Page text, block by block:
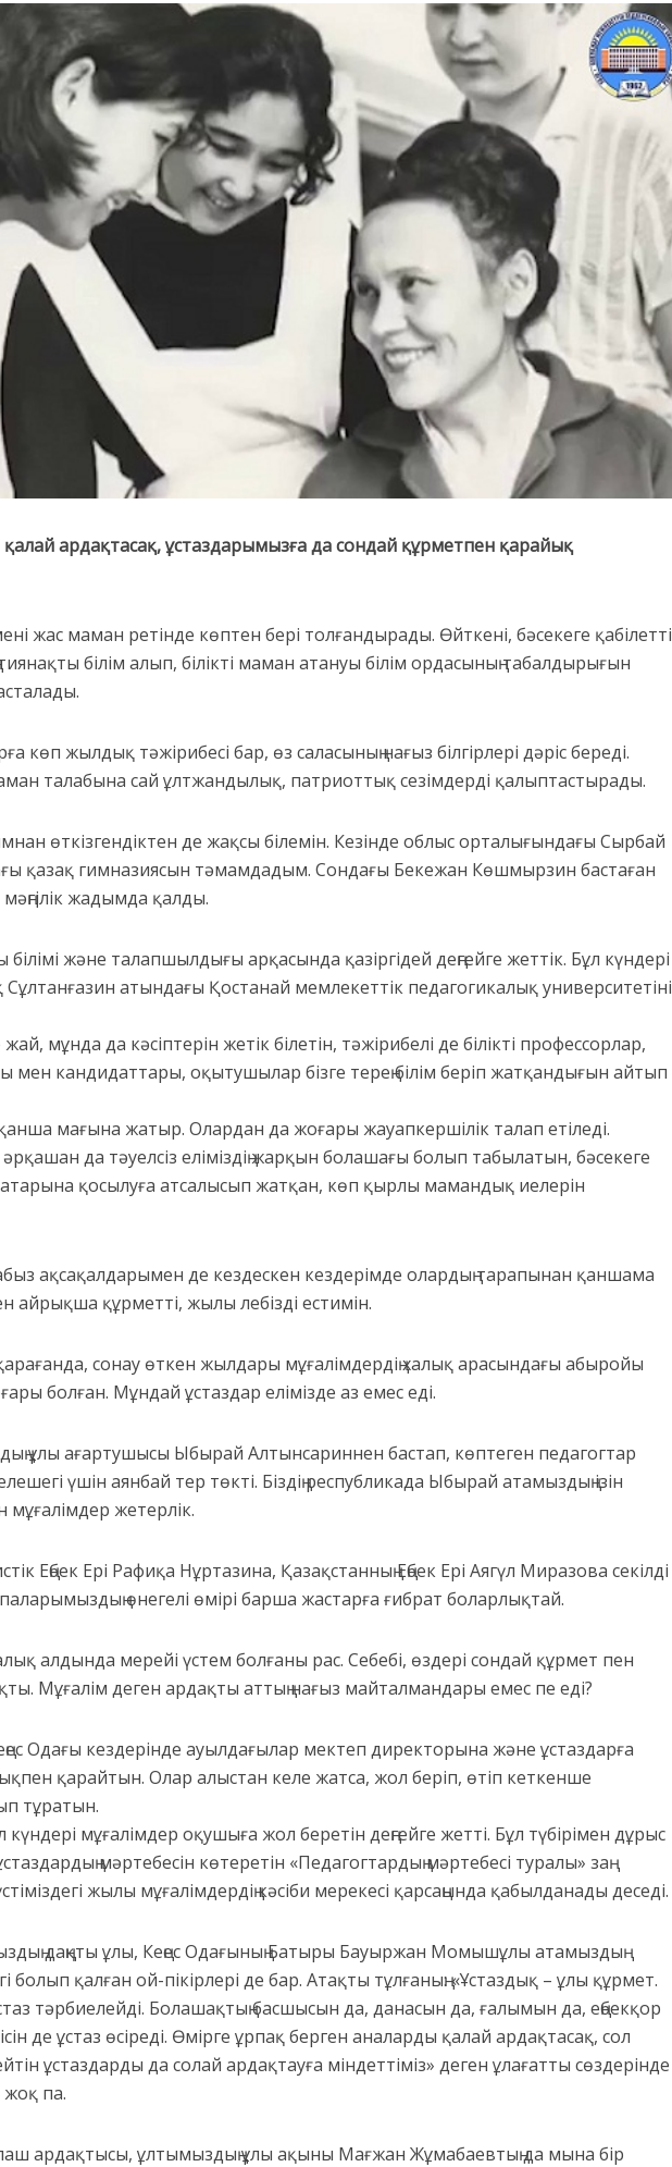
ардақтасақ, ұстаздарымызға да сондай құрметпен қарайық
жас маман ре­тінде көптен бері толғандырады. Өйткені, бәсекеге қабілетті
білім алып, білікті маман атануы білім ордасының табалдырығын
көп жылдық тәжірибесі бар, өз саласының нағыз білгірлері дәріс береді.
талабына сай ұлтжандылық, патриоттық сезімдерді қалыптастырады.
өткізгендіктен де жақсы білемін. Кезінде облыс орталығындағы Сырбай
қазақ гимназиясын тәмамдадым. Сондағы Бекежан Көшмырзин бастаған
жадымда қалды.
және талапшылдығы арқасында қазіргідей деңгейге жеттік. Бұл күндері
атындағы Қостанай мемлекеттік педагогикалық университетінің
мұнда да кәсіптерін жетік білетін, тәжірибелі де білікті профессорлар,
кандидаттары, оқытушылар бізге терең білім беріп жатқандығын айтып
мағына жатыр. Олардан да жоғары жауапкершілік талап етіледі.
да тәуелсіз еліміздің жарқын болашағы болып табылатын, бәсекеге
қатарына қосылуға атсалысып жатқан, көп қырлы мамандық иелерін
ақсақалдарымен де кездескен кездерімде олардың тарапынан қаншама
айрықша құрметті, жылы лебізді естимін.
сонау өткен жылдары мұғалімдердің халық арасындағы абыройы
болған. Мұндай ұстаздар елімізде аз емес еді.
ұлы ағартушысы Ыбырай Алтынсариннен бастап, көптеген педагогтар
үшін аянбай тер төкті. Біздің республикада Ыбырай атамыздың ізін
жетерлік.
Еңбек Ері Рафиқа Нұртазина, Қазақстанның Еңбек Ері Аягүл Миразова секілді
өнегелі өмірі барша жастарға ғибрат боларлықтай.
алдында мерейі үстем болғаны рас. Себебі, өздері сондай құрмет пен
Мұғалім деген ардақты аттың нағыз майталмандары емес пе еді?
Одағы кездерінде ауылдағылар мектеп директорына және ұстаздарға
қарайтын. Олар алыстан келе жатса, жол беріп, өтіп кеткенше
тұратын.
күндері мұғалімдер оқушыға жол беретін деңгейге жетті. Бұл түбірімен дұрыс
мәртебесін көтеретін «Педагогтардың мәртебесі туралы» заң
жылы мұғалімдердің кәсіби мерекесі қарсаңында қабылданады деседі.
даңқты ұлы, Кеңес Одағының Батыры Бауыржан Момышұлы атамыздың
болып қалған ой-пікірлері де бар. Атақты тұлғаның: «Ұстаздық – ұлы құрмет.
тәрбиелейді. Болашақтың басшысын да, данасын да, ғалымын да, еңбекқор
де ұстаз өсіреді. Өмірге ұрпақ берген аналарды қалай ардақтасақ, сол
ұстаздарды да солай ардақтауға міндеттіміз» деген ұлағатты сөздерінде
па.
ардақтысы, ұлтымыздың ұлы ақыны Мағжан Жұмабаевтың да мына бір